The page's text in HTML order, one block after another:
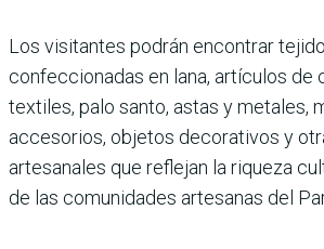
Los visitantes podrán encontrar
confeccionadas en lana, artículos de
textiles, palo santo, astas y metales,
accesorios, objetos decorativos y
artesanales que reflejan la riqueza
de las comunidades artesanas del